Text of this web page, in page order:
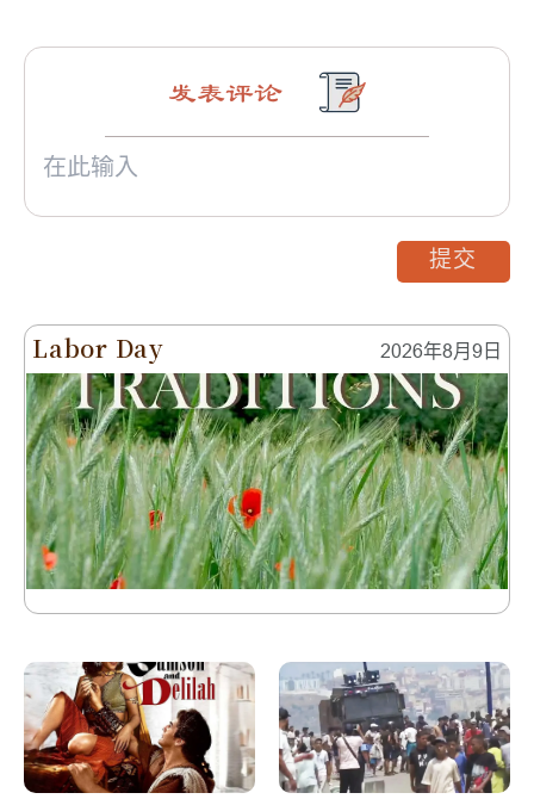
Labor Day 2026年8月9日
发表评论
提交